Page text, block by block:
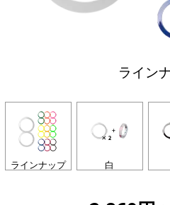
ライン
ラインナップ 白